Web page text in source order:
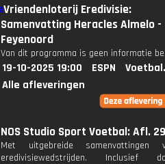
Vriendenloterij Eredivisie:
Samenvatting Heracles Almelo -
Feyenoord
Van dit programma is geen informatie
19-10-2025 19:00 ESPN
Alle afleveringen
NOS Studio Sport Voetbal: Afl. 29
Met uitgebreide samenvattingen
eredivisiewedstrijden. Inclusief